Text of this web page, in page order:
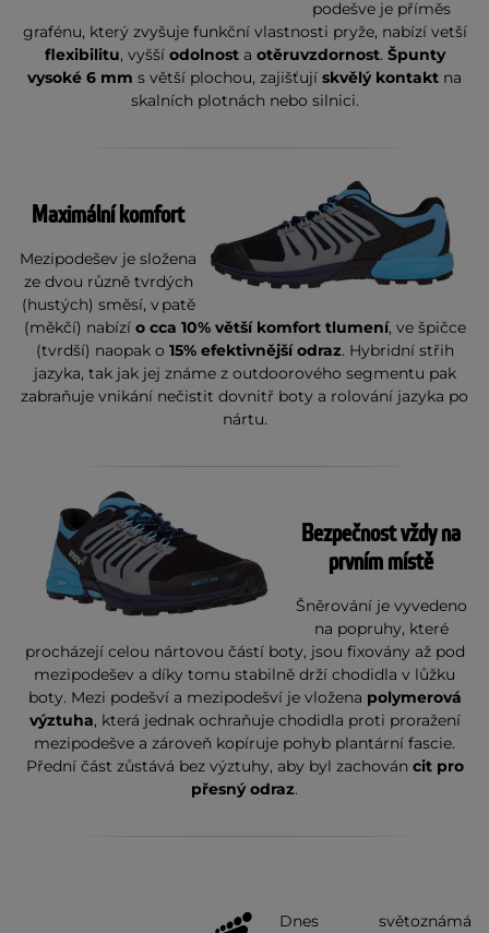
podešve je příměs
grafénu, který zvyšuje funkční vlastnosti pryže, nabízí vetší
flexibilitu, vyšší odolnost a otěruvzdornost. Špunty
vysoké 6 mm s větší plochou, zajišťují skvělý kontakt na
skalních plotnách nebo silnici.
Maximální komfort
Mezipodešev je složena
ze dvou různě tvrdých
(hustých) směsí, v patě
(měkčí) nabízí o cca 10% větší komfort tlumení, ve špičce
(tvrdší) naopak o 15% efektivnější odraz. Hybridní střih
jazyka, tak jak jej známe z outdoorového segmentu pak
zabraňuje vnikání nečistit dovnitř boty a rolování jazyka po
nártu.
Bezpečnost vždy na
prvním místě
Šněrování je vyvedeno
na popruhy, které
procházejí celou nártovou částí boty, jsou fixovány až pod
mezipodešev a díky tomu stabilně drží chodidla v lůžku
boty. Mezi podešví a mezipodešví je vložena polymerová
výztuha, která jednak ochraňuje chodidla proti proražení
mezipodešve a zároveň kopíruje pohyb plantární fascie.
Přední část zůstává bez výztuhy, aby byl zachován cit pro
přesný odraz.
Dnes světoznámá